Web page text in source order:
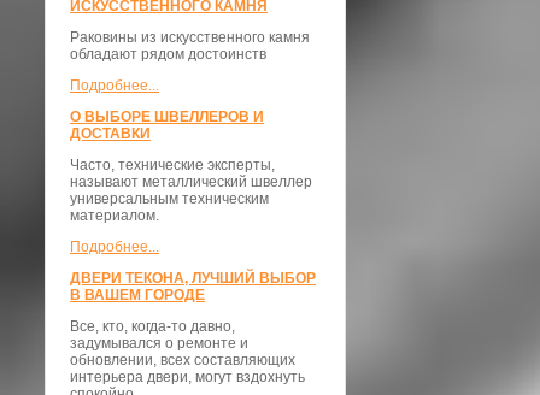
ИСКУССТВЕННОГО КАМНЯ
Раковины из искусственного камня
обладают рядом достоинств
Подробнее...
О ВЫБОРЕ ШВЕЛЛЕРОВ И
ДОСТАВКИ
​Часто, технические эксперты,
называют металлический швеллер
универсальным техническим
материалом.
Подробнее...
ДВЕРИ ТЕКОНА, ЛУЧШИЙ ВЫБОР
В ВАШЕМ ГОРОДЕ
Все, кто, когда-то давно,
задумывался о ремонте и
обновлении, всех составляющих
интерьера двери, могут вздохнуть